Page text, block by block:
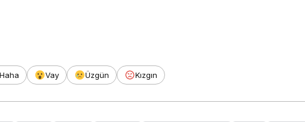
Haha Vay Üzgün Kızgın